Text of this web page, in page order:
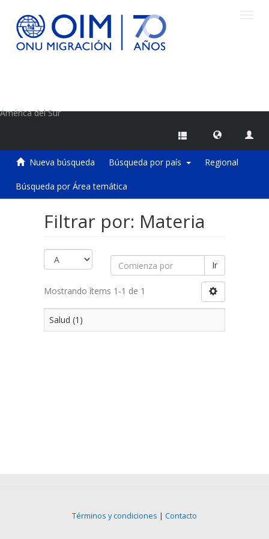
América del Sur
Nueva búsqueda Búsqueda por país Regional
Búsqueda por Área temática
Filtrar por: Materia
Ir
Mostrando ítems 1-1 de 1
Salud (1)
Términos y condiciones | Contacto